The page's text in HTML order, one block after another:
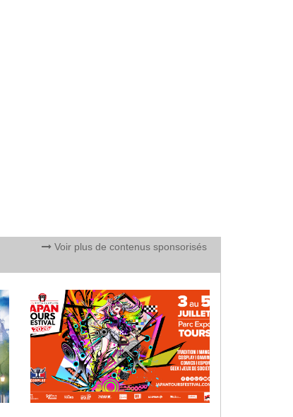
Voir plus de contenus sponsorisés